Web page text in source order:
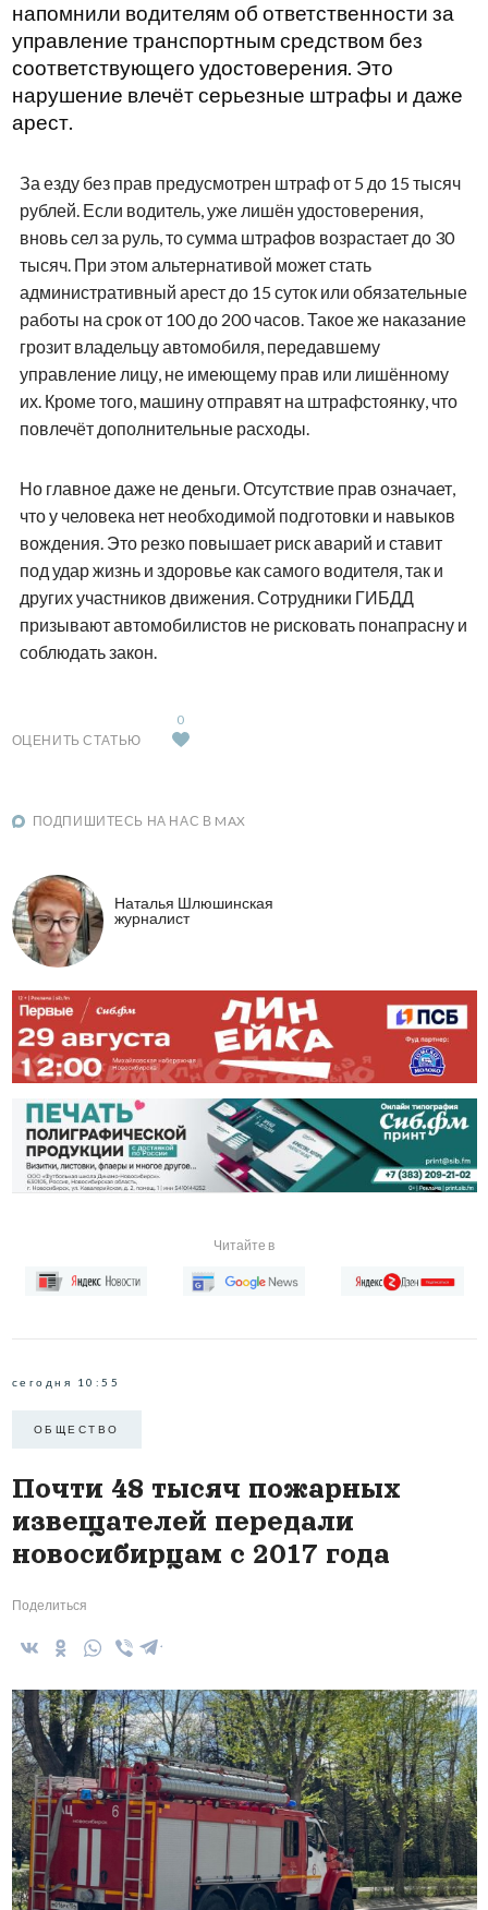
напомнили водителям об ответственности за
управление транспортным средством без
соответствующего удостоверения. Это
нарушение влечёт серьезные штрафы и даже
арест.
За езду без прав предусмотрен штраф от 5 до 15 тысяч
рублей. Если водитель, уже лишён удостоверения,
вновь сел за руль, то сумма штрафов возрастает до 30
тысяч. При этом альтернативой может стать
административный арест до 15 суток или обязательные
работы на срок от 100 до 200 часов. Такое же наказание
грозит владельцу автомобиля, передавшему
управление лицу, не имеющему прав или лишённому
их. Кроме того, машину отправят на штрафстоянку, что
повлечёт дополнительные расходы.
Но главное даже не деньги. Отсутствие прав означает,
что у человека нет необходимой подготовки и навыков
вождения. Это резко повышает риск аварий и ставит
под удар жизнь и здоровье как самого водителя, так и
других участников движения. Сотрудники ГИБДД
призывают автомобилистов не рисковать понапрасну и
соблюдать закон.
ОЦЕНИТЬ СТАТЬЮ
0
ПОДПИШИТЕСЬ НА НАС В MAX
Наталья Шлюшинская
журналист
Читайте в
сегодня 10:55
ОБЩЕСТВО
Почти 48 тысяч пожарных
извещателей передали
новосибирцам с 2017 года
Поделиться